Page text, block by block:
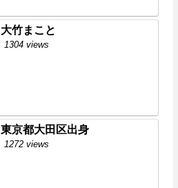
大竹まこと
1304 views
東京都大田区出身
1272 views